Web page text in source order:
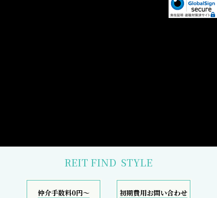
REIT FIND STYLE
仲介手数料0円～ 初期費用お問い合わせ